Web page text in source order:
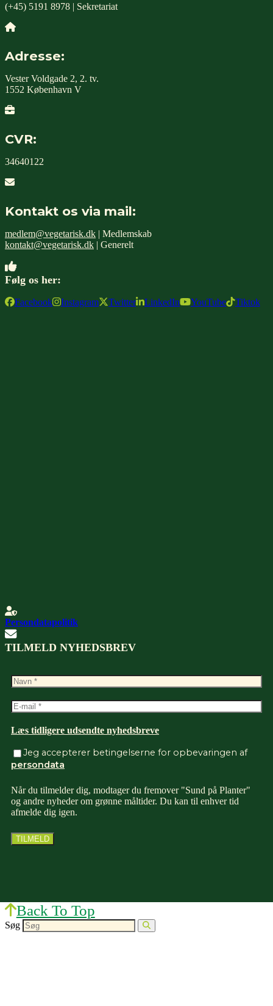
(+45) 5191 8978 | Sekretariat
Adresse:
Vester Voldgade 2, 2. tv.
1552 København V
CVR:
34640122
Kontakt os via mail:
medlem@vegetarisk.dk | Medlemskab
kontakt@vegetarisk.dk | Generelt
Følg os her:
Facebook Instagram Twitter LinkedIn YouTube Tiktok
Persondatapolitik
TILMELD NYHEDSBREV
Læs tidligere udsendte nyhedsbreve
Jeg accepterer betingelserne for opbevaringen af
persondata
Når du tilmelder dig, modtager du fremover "Sund på Planter"
og andre nyheder om grønne måltider. Du kan til enhver tid
afmelde dig igen.
Back To Top
Søg